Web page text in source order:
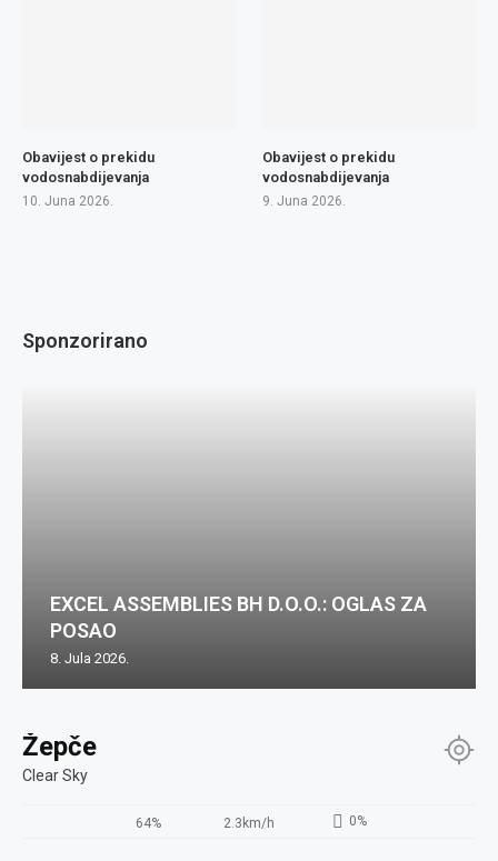
Žepče
Clear Sky
64% 2.3km/h 0%
Obavijest o prekidu
vodosnabdijevanja
10. Juna 2026.
Obavijest o prekidu
vodosnabdijevanja
9. Juna 2026.
Sponzorirano
EXCEL ASSEMBLIES BH D.O.O.: OGLAS ZA
POSAO
8. Jula 2026.